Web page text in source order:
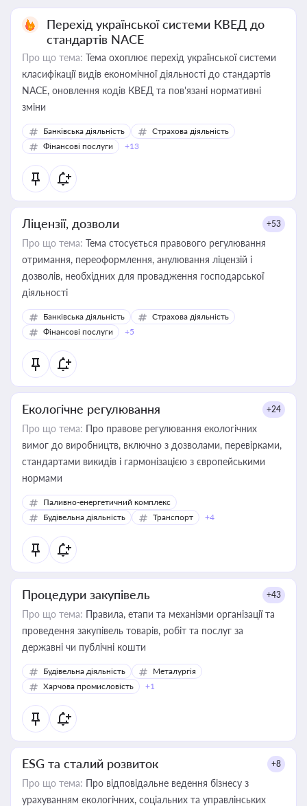
Перехід української системи КВЕД до
стандартів NACE
Про що тема: Тема охоплює перехід української системи
класифікації видів економічної діяльності до стандартів
NACE, оновлення кодів КВЕД та пов'язані нормативні
зміни
Банківська діяльність
Страхова діяльність
Фінансові послуги
+13
Ліцензії, дозволи +53
Про що тема: Тема стосується правового регулювання
отримання, переоформлення, анулювання ліцензій і
дозволів, необхідних для провадження господарської
діяльності
Банківська діяльність
Страхова діяльність
Фінансові послуги
+5
Екологічне регулювання +24
Про що тема: Про правове регулювання екологічних
вимог до виробництв, включно з дозволами, перевірками,
стандартами викидів і гармонізацією з європейськими
нормами
Паливно-енергетичний комплекс
Будівельна діяльність
Транспорт +4
Процедури закупівель +43
Про що тема: Правила, етапи та механізми організації та
проведення закупівель товарів, робіт та послуг за
державні чи публічні кошти
Будівельна діяльність
Металургія
Харчова промисловість
+1
ESG та сталий розвиток +8
Про що тема: Про відповідальне ведення бізнесу з
урахуванням екологічних, соціальних та управлінських